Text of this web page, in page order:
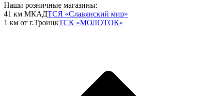
Наши розничные магазины:
41 км МКАДТСЯ «Славянский мир»
1 км от г.ТроицкТСК «МОЛОТОК»